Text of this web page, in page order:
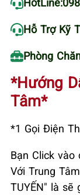
Hỗ Trợ Kỹ
Phòng
*Hướng
Tâm*
*1 Gọi Điện
Bạn Click
Với Trung
TUYẾN" là sẽ